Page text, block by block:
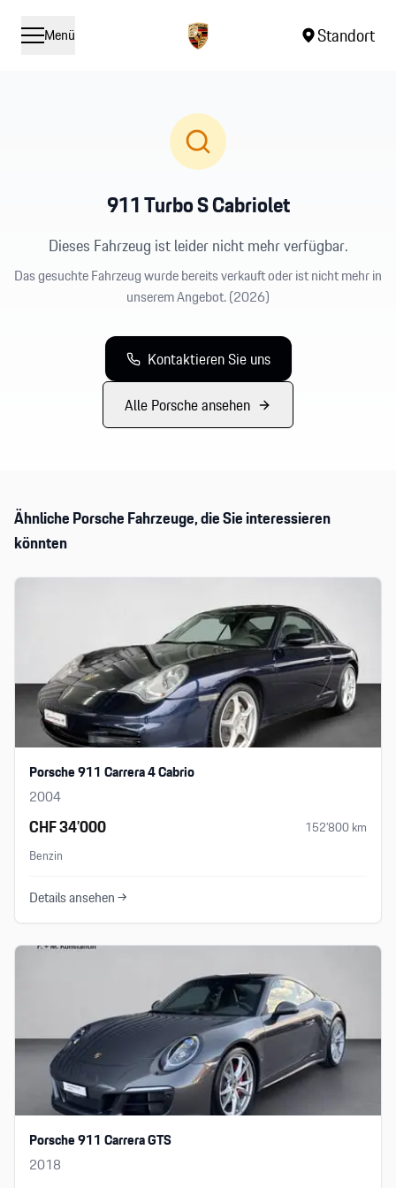
Menü Standort
911 Turbo S Cabriolet
Dieses Fahrzeug ist leider nicht mehr verfügbar.
Das gesuchte Fahrzeug wurde bereits verkauft oder ist nicht mehr in
unserem Angebot.(2026)
Kontaktieren Sie uns
AllePorscheansehen
ÄhnlichePorscheFahrzeuge, die Sie interessieren
könnten
Porsche 911 Carrera 4 Cabrio
2004
CHF 34’000 152’800km
Benzin
Details ansehen →
Porsche 911 Carrera GTS
2018